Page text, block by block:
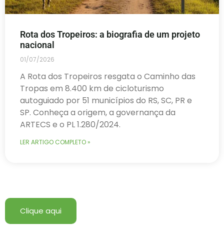
Rota dos Tropeiros: a biografia de um projeto
nacional
01/07/2026
A Rota dos Tropeiros resgata o Caminho das
Tropas em 8.400 km de cicloturismo
autoguiado por 51 municípios do RS, SC, PR e
SP. Conheça a origem, a governança da
ARTECS e o PL 1.280/2024.
LER ARTIGO COMPLETO »
Clique aqui